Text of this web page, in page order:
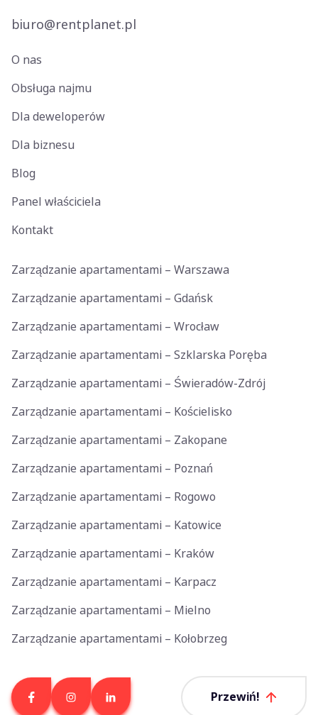
biuro@rentplanet.pl
O nas
Obsługa najmu
Dla deweloperów
Dla biznesu
Blog
Panel właściciela
Kontakt
Zarządzanie apartamentami – Warszawa
Zarządzanie apartamentami – Gdańsk
Zarządzanie apartamentami – Wrocław
Zarządzanie apartamentami – Szklarska Poręba
Zarządzanie apartamentami – Świeradów-Zdrój
Zarządzanie apartamentami – Kościelisko
Zarządzanie apartamentami – Zakopane
Zarządzanie apartamentami – Poznań
Zarządzanie apartamentami – Rogowo
Zarządzanie apartamentami – Katowice
Zarządzanie apartamentami – Kraków
Zarządzanie apartamentami – Karpacz
Zarządzanie apartamentami – Mielno
Zarządzanie apartamentami – Kołobrzeg
Przewiń!